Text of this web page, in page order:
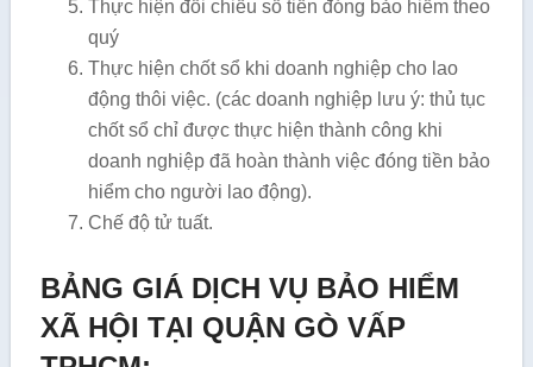
Thực hiện đối chiếu số tiền đóng bảo hiểm theo
quý
Thực hiện chốt sổ khi doanh nghiệp cho lao
động thôi việc. (các doanh nghiệp lưu ý: thủ tục
chốt sổ chỉ được thực hiện thành công khi
doanh nghiệp đã hoàn thành việc đóng tiền bảo
hiểm cho người lao động).
Chế độ tử tuất.
BẢNG GIÁ DỊCH VỤ BẢO HIỂM
XÃ HỘI TẠI QUẬN GÒ VẤP